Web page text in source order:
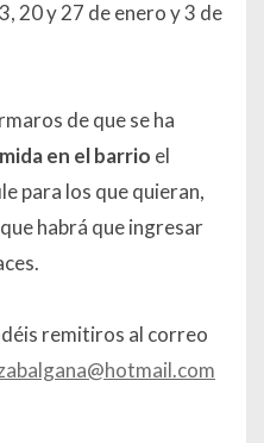
20 y 27 de enero y 3 de
de que se ha
en el barrio el
para los que quieran,
habrá que ingresar
remitiros al correo